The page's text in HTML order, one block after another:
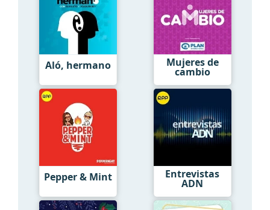
Aló, hermano Mujeres de
cambio
Pepper & Mint Entrevistas
ADN